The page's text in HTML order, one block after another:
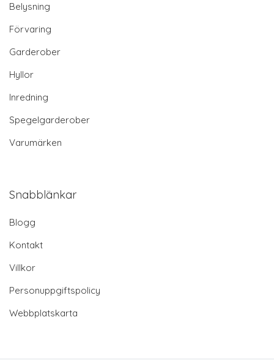
Belysning
Förvaring
Garderober
Hyllor
Inredning
Spegelgarderober
Varumärken
Snabblänkar
Blogg
Kontakt
Villkor
Personuppgiftspolicy
Webbplatskarta